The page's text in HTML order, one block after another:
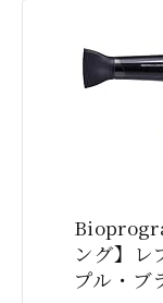
ング】
プル・ブ